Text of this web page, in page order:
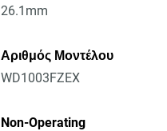
26.1mm
Αριθμός Μοντέλου
WD1003FZEX
Non-Operating